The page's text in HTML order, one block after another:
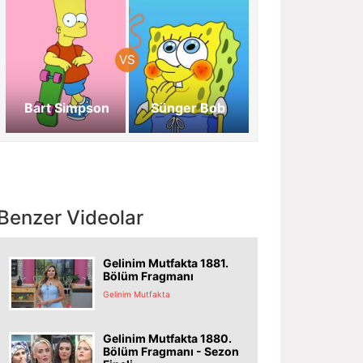
Bart Simpson Sünger Bob
Videolar
Gelinim Mutfakta 1881.
Bölüm Fragmanı
Gelinim Mutfakta
Gelinim Mutfakta 1880.
Bölüm Fragmanı - Sezon